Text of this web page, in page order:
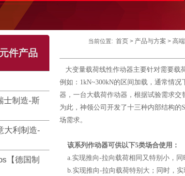
件产品
士制造-斯
大利制造-
【德国制
当前位置: 首页 > 产品与方案 > 高
大变量载荷线性作动器主要针对需要载
例如：1kN~300kN的区间加载，通常情
器，一台大载荷作动器，根据试验需求交
为此，神领公司开发了十三种内部结构的
场需求。
该系列作动器可供以下5类场合使用：
a.实现推向-拉向载荷相同又特别小，同
b.实现推向-拉向载荷特别大；同时，